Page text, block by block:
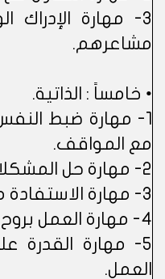
3- مهارة
مشاعرهم.
• خامساً : الذاتية.
1- مهارة ضبط
مع المواقف.
2- مهارة حل المشكلات ومواجهتها.
3- مهارة الاستفادة من قدرات الآخرين.
4- مهارة العمل بروح الفريق.
5- مهارة القدرة
العمل.